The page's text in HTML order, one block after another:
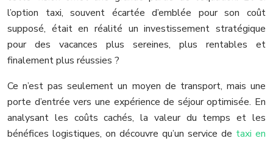
l’option taxi, souvent écartée d’emblée pour son coût
supposé, était en réalité un investissement stratégique
pour des vacances plus sereines, plus rentables et
finalement plus réussies ?
Ce n’est pas seulement un moyen de transport, mais une
porte d’entrée vers une expérience de séjour optimisée. En
analysant les coûts cachés, la valeur du temps et les
bénéfices logistiques, on découvre qu’un service de taxi en